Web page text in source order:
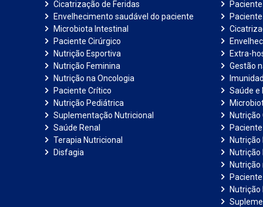
Cicatrização de Feridas
Envelhecimento saudável do paciente
Microbiota Intestinal
Paciente Cirúrgico
Nutrição Esportiva
Nutrição Feminina
Nutrição na Oncologia
Paciente Crítico
Nutrição Pediátrica
Suplementação Nutricional
Saúde Renal
Terapia Nutricional
Disfagia
Extra-
Gestão
Saúde e
Nutrição
Nutrição
Nutrição
Nutrição